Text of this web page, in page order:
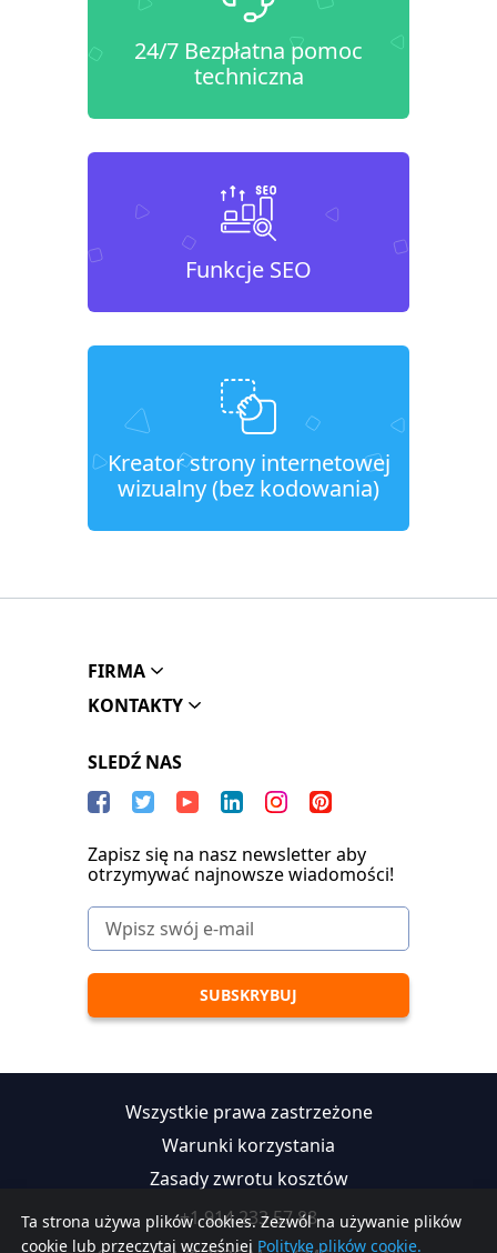
24/7 Bezpłatna pomoc
techniczna
Funkcje SEO
Kreator strony internetowej
wizualny (bez kodowania)
Ta strona używa plików cookies. Zezwól na używanie plików
cookie lub przeczytaj wcześniej Politykę plików cookie.
FIRMA
KONTAKTY
SLEDŹ NAS
Zapisz się na nasz newsletter aby
otrzymywać najnowsze wiadomości!
Wszystkie prawa zastrzeżone
Warunki korzystania
Zasady zwrotu kosztów
+1 914 233 57 88